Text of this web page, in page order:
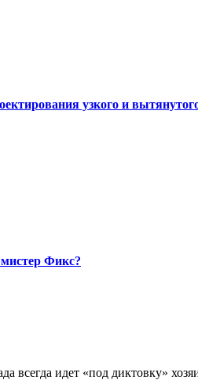
узкого и
Фикс?
всегда идет «под диктовку»